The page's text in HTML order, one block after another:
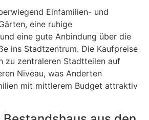
Einfamilien- und
eine ruhige
eine gute Anbindung über die
ins Stadtzentrum. Die Kaufpreise
zu zentraleren Stadtteilen auf
Niveau, was Anderten
mit mittlerem Budget attraktiv